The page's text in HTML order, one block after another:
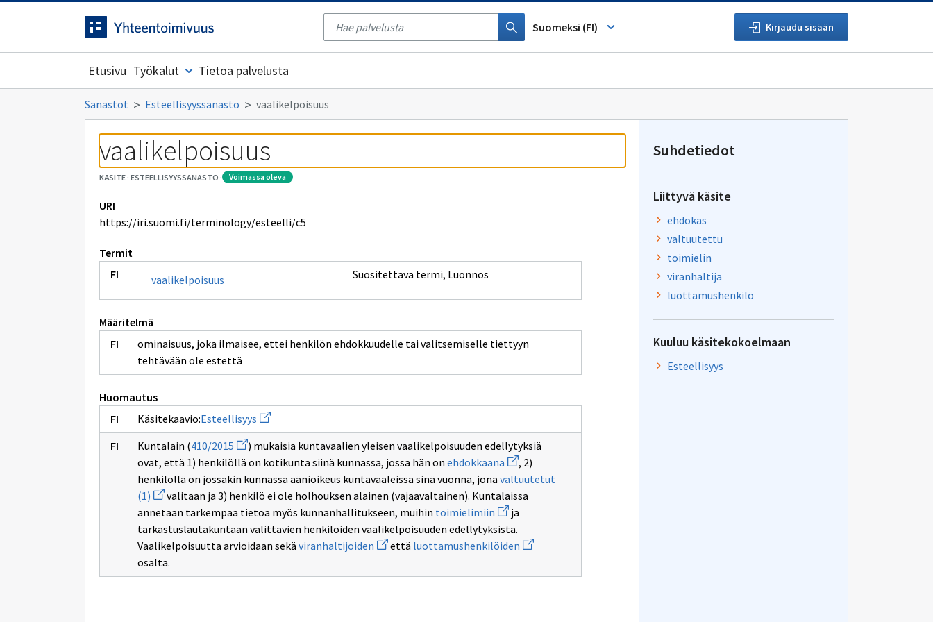
Siirrytty
Tyhjennä
haku
Suomeksi (FI) Kirjaudu sisään
Etusivu Työkalut Tietoa palvelusta
Sanastot Esteellisyyssanasto vaalikelpoisuus
vaalikelpoisuus
KÄSITE· ESTEELLISYYSSANASTO · voimassa oleva
URI
https://iri.suomi.fi/terminology/esteelli/c5
Termit
vaalikelpoisuus
Suositettava termi, Luonnos
Määritelmä
ominaisuus, joka ilmaisee, ettei henkilön ehdokkuudelle tai valitsemiselle tiettyyn
tehtävään ole estettä
Huomautus
Käsitekaavio:Esteellisyys Avaa
uuden
ikkunan
sivulle
Esteellisyys
Kuntalain (410/2015 Avaa
uuden
ikkunan
sivulle
410/2015
) mukaisia kuntavaalien yleisen vaalikelpoisuuden edellytyksiä
ovat, että 1) henkilöllä on kotikunta siinä kunnassa, jossa hän on ehdokkaana Avaa
uuden
ikkunan
sivulle
ehdokkaana
, 2)
henkilöllä on jossakin kunnassa äänioikeus kuntavaaleissa sinä vuonna, jona valtuutetut
(1) Avaa
uuden
ikkunan
sivulle
valtuutetut
(1)
valitaan ja 3) henkilö ei ole holhouksen alainen (vajaavaltainen). Kuntalaissa
annetaan tarkempaa tietoa myös kunnanhallitukseen, muihin toimielimiin Avaa
uuden
ikkunan
sivulle
toimielimiin
ja
tarkastuslautakuntaan valittavien henkilöiden vaalikelpoisuuden edellytyksistä.
Vaalikelpoisuutta arvioidaan sekä viranhaltijoiden Avaa
uuden
sivulle
että luottamushenkilöiden Avaa
uuden
sivulle
osalta.
Suhdetiedot
Liittyvä käsite
ehdokas
valtuutettu
toimielin
viranhaltija
luottamushenkilö
Kuuluu käsitekokoelmaan
Esteellisyys